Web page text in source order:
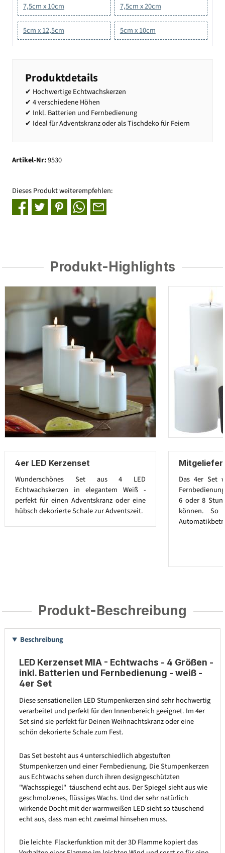
7,5cm x 10cm 7,5cm x 20cm
5cm x 12,5cm 5cm x 10cm
Produktdetails
✔ Hochwertige Echtwachskerzen
✔ 4 verschiedene Höhen
✔ Inkl. Batterien und Fernbedienung
✔ Ideal für Adventskranz oder als Tischdeko für Feiern
Artikel-Nr:9530
Dieses Produkt weiterempfehlen:
Produkt-Highlights
4er LED Kerzenset
Wunderschönes Set aus 4 LED
Echtwachskerzen in elegantem Weiß -
perfekt für einen Adventskranz oder eine
hübsch dekorierte Schale zur Adventszeit.
Das 4er Set
6 oder 8
können. So
Produkt-Beschreibung
Beschreibung
LED Kerzenset MIA - Echtwachs - 4 Größen -
inkl. Batterien und Fernbedienung - weiß -
4er Set
Diese sensationellen LED Stumpenkerzen sind sehr hochwertig
verarbeitet und perfekt für den Innenbereich geeignet. Im 4er
Set sind sie perfekt für Deinen Weihnachtskranz oder eine
schön dekorierte Schale zum Fest.
Das Set besteht aus 4 unterschiedlich abgestuften
Stumpenkerzen und einer Fernbedienung. Die Stumpenkerzen
aus Echtwachs sehen durch ihren designgeschützten
"Wachsspiegel" täuschend echt aus. Der Spiegel sieht aus wie
geschmolzenes, flüssiges Wachs. Und der sehr natürlich
wirkende Docht mit der warmweißen LED sieht so täuschend
echt aus, dass man echt zweimal hinsehen muss.
Die leichte Flackerfunktion mit der 3D Flamme kopiert das